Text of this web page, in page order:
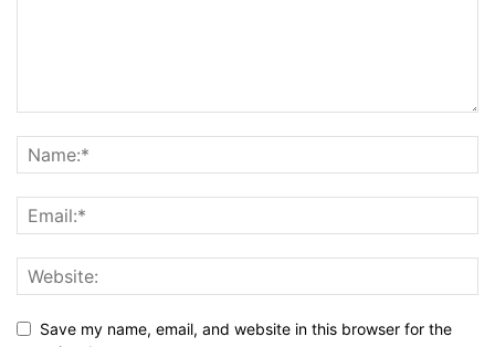
Save my name, email, and website in this browser for the